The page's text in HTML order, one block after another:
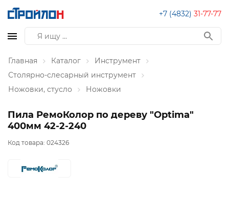
+7 (4832) 31-77-77
Главная Каталог
Инструмент
Столярно-слесарный инструмент
Ножовки, стусло
Ножовки
Пила РемоКолор по дереву "Optima"
400мм 42-2-240
Код товара: 024326